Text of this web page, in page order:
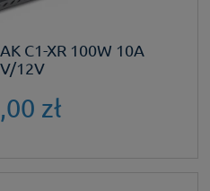
C1-XR 100W 10A
12V
zł